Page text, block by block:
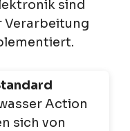
sind
Verarbeitung
Action
sich von